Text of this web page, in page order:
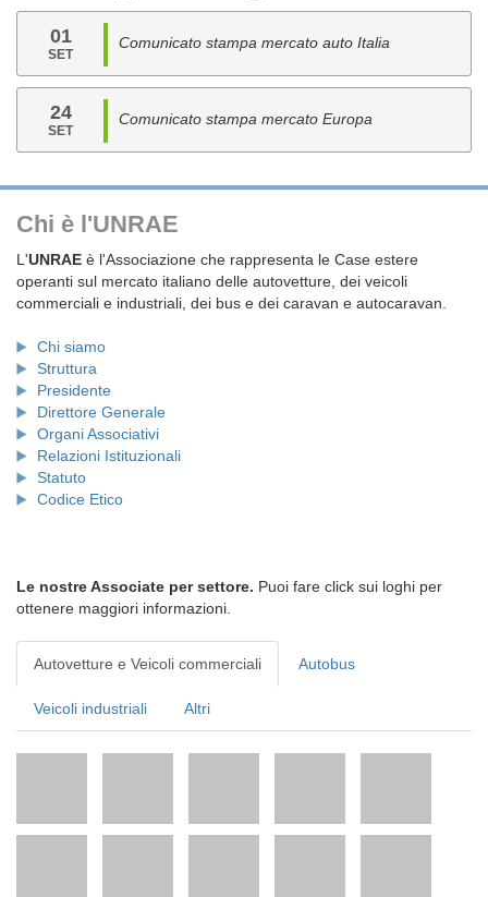
01
SET
Comunicato stampa mercato auto Italia
24
SET
Comunicato stampa mercato Europa
Chi è l'UNRAE
L'UNRAE è l'Associazione che rappresenta le Case estere
operanti sul mercato italiano delle autovetture, dei veicoli
commerciali e industriali, dei bus e dei caravan e autocaravan.
Chi siamo
Struttura
Presidente
Direttore Generale
Organi Associativi
Relazioni Istituzionali
Statuto
Codice Etico
Le nostre Associate per settore. Puoi fare click sui loghi per
ottenere maggiori informazioni.
Autovetture e Veicoli commerciali Autobus
Veicoli industriali Altri